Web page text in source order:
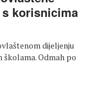
korisnicima
dijeljenju
Odmah po